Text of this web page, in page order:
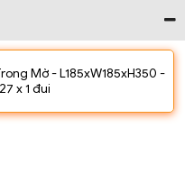
Mờ - L185xW185xH350 -
x 1 đui